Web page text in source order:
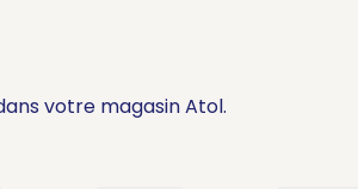
votre magasin Atol.